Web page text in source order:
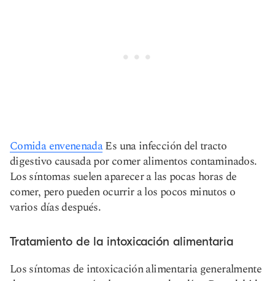
Comida envenenadaEs una infección del tracto
digestivo causada por comer alimentos contaminados.
Los síntomas suelen aparecer a las pocas horas de
comer, pero pueden ocurrir a los pocos minutos o
varios días después.
Tratamiento de la intoxicación alimentaria
Los síntomas de intoxicación alimentaria generalmente